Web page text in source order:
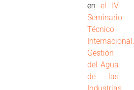
enel IV
Seminario
Técnico
Internacional.
Gestión
del Agua
de las
Industrias